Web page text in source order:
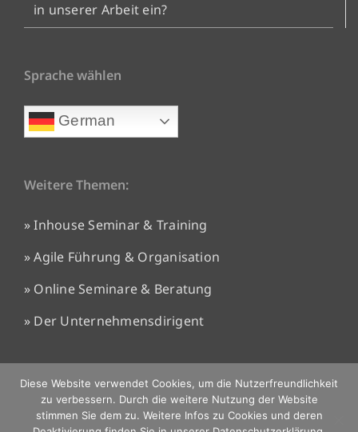
in unserer Arbeit ein?
Sprache wählen
German
Weitere Themen:
» Inhouse Seminar & Training
» Agile Führung & Organisation
» Online Seminare & Beratung
» Der Unternehmensdirigent
Diese Website verwendet Cookies, um die Nutzerfreundlichkeit
zu verbessern. Durch die weitere Nutzung der Website
stimmen Sie dem zu. Weitere Infos zu Cookies und deren